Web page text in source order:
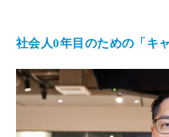
社会人0年目のための「キ